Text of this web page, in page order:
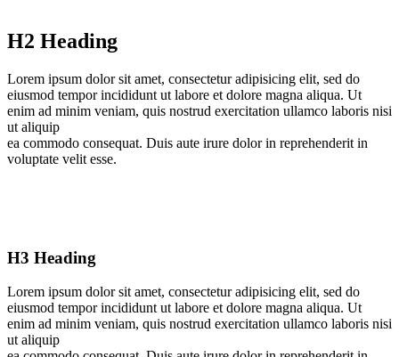
H2 Heading
Lorem ipsum dolor sit amet, consectetur adipisicing elit, sed do
eiusmod tempor incididunt ut labore et dolore magna aliqua. Ut
enim ad minim veniam, quis nostrud exercitation ullamco laboris nisi
ut aliquip
ea commodo consequat. Duis aute irure dolor in reprehenderit in
voluptate velit esse.
H3 Heading
Lorem ipsum dolor sit amet, consectetur adipisicing elit, sed do
eiusmod tempor incididunt ut labore et dolore magna aliqua. Ut
enim ad minim veniam, quis nostrud exercitation ullamco laboris nisi
ut aliquip